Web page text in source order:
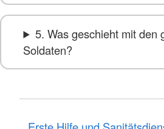
5. Was geschieht mit den
Soldaten?